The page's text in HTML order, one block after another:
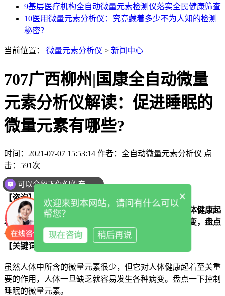
9基层医疗机构全自动微量元素检测仪落实全民健康筛查
10医用微量元素分析仪：究竟藏着多少不为人知的检测
秘密？
当前位置： 微量元素分析仪 > 新闻中心
707广西柳州|国康全自动微量
元素分析仪解读：促进睡眠的
微量元素有哪些?
时间：2021-07-07 15:53:14 作者：全自动微量元素分析仪 点
击： 591次
【公司】山东国康
【咨询】136163240257
【摘要】
虽然人体中所含的微量元素很少，但它对人体健康起
着至关重要的作用，人体一旦缺乏就容易发生各种病变，盘点
一下控制睡眠的微量元素。
【关键词】 全自动微量元素分析仪
虽然人体中所含的微量元素很少，但它对人体健康起着至关重
要的作用，人体一旦缺乏就容易发生各种病变。盘点一下控制
睡眠的微量元素。
可以介绍下你们的产品么
×
欢迎来到本网站，请问有什么可以
帮您？
现在咨询 稍后再说